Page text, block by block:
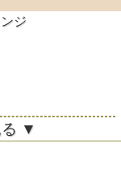
ジ
ンです。予めご承
る ▼